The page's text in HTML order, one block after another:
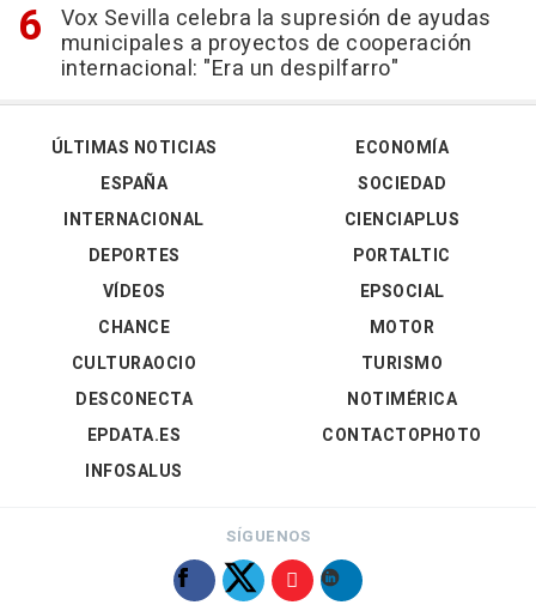
Vox Sevilla celebra la supresión de ayudas
municipales a proyectos de cooperación
internacional: "Era un despilfarro"
ÚLTIMAS NOTICIAS
ESPAÑA
INTERNACIONAL
DEPORTES
VÍDEOS
ECONOMÍA
SOCIEDAD
CIENCIAPLUS
PORTALTIC
EPSOCIAL
CHANCE
CULTURAOCIO
DESCONECTA
EPDATA.ES
INFOSALUS
MOTOR
TURISMO
NOTIMÉRICA
CONTACTOPHOTO
SÍGUENOS